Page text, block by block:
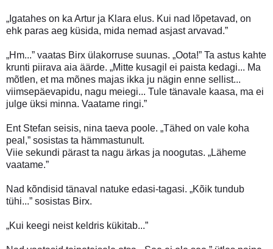
„Igatahes on ka Artur ja Klara elus. Kui nad lõpetavad, on
ehk paras aeg küsida, mida nemad asjast arvavad.”
„Hm...” vaatas Birx ülakorruse suunas. „Oota!” Ta astus kahte
krunti piirava aia äärde. „Mitte kusagil ei paista kedagi... Ma
mõtlen, et ma mõnes majas ikka ju nägin enne sellist...
viimsepäevapidu, nagu meiegi... Tule tänavale kaasa, ma ei
julge üksi minna. Vaatame ringi.”
Ent Stefan seisis, nina taeva poole. „Tähed on vale koha
peal,” sosistas ta hämmastunult.
Viie sekundi pärast ta nagu ärkas ja noogutas. „Läheme
vaatame.”
Nad kõndisid tänaval natuke edasi-tagasi. „Kõik tundub
tühi...” sosistas Birx.
„Kui keegi neist keldris kükitab...”